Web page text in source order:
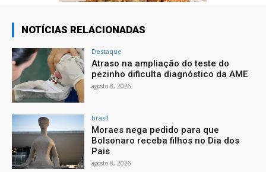
NOTÍCIAS RELACIONADAS
Destaque
Atraso na ampliação do teste do
pezinho dificulta diagnóstico da AME
agosto 8, 2026
brasil
Moraes nega pedido para que
Bolsonaro receba filhos no Dia dos
Pais
agosto 8, 2026